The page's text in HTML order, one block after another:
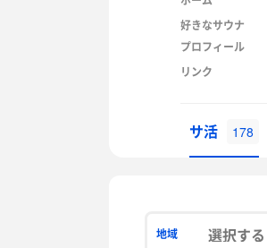
好きなサウナ
プロフィール
リンク
サ活 178
地域 選択する